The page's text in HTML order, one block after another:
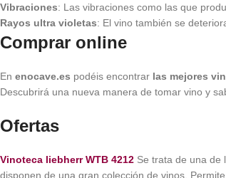
Vibraciones: Las vibraciones como las que
Rayos ultra violetas: El vino también se
Comprar online
En enocave.es podéis encontrar las mejores
Descubrirá una nueva manera de tomar vino y
Ofertas
Vinoteca liebherr WTB 4212 Se trata de una de
disponen de una gran colección de vinos.